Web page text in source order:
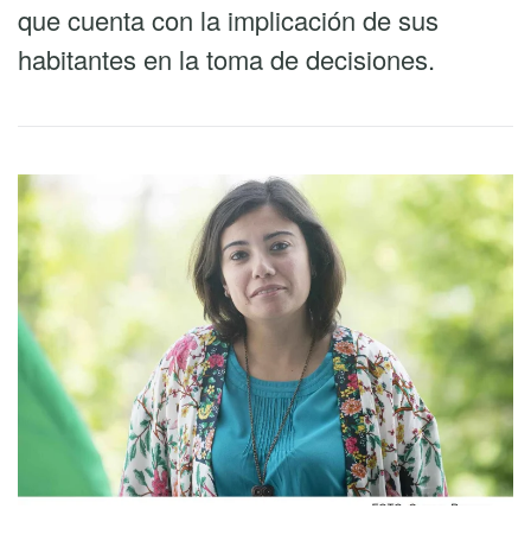
que cuenta con la implicación de sus
habitantes en la toma de decisiones.